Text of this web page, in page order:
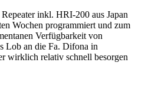
inkl. HRI-200 aus Japan
Wochen programmiert und zum
Verfügbarkeit von
Lob an die Fa. Difona in
wirklich relativ schnell besorgen